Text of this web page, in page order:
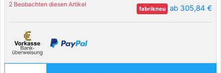
2 Beobachten diesen Artikel
fabrikneu ab 305,84 €